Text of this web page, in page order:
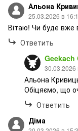
Альона
25.03.2026 в
Вітаю! Чи буде вже
Ответить
30.03.2026
Альона
Обіцяємо, що
Ответить
Діма